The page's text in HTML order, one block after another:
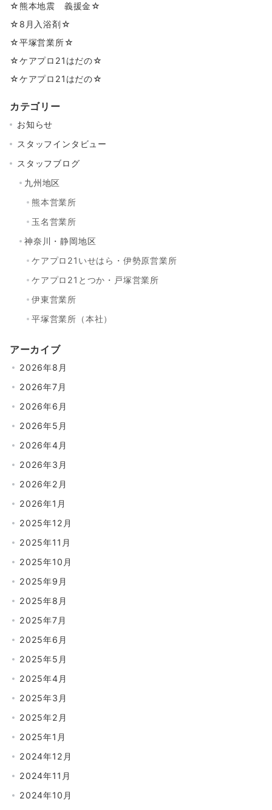
☆熊本地震 義援金☆
☆8月入浴剤☆
☆平塚営業所☆
☆ケアプロ21はだの☆
☆ケアプロ21はだの☆
カテゴリー
お知らせ
スタッフインタビュー
スタッフブログ
九州地区
熊本営業所
玉名営業所
神奈川・静岡地区
ケアプロ21いせはら・伊勢原営業所
ケアプロ21とつか・戸塚営業所
伊東営業所
平塚営業所（本社）
アーカイブ
2026年8月
2026年7月
2026年6月
2026年5月
2026年4月
2026年3月
2026年2月
2026年1月
2025年12月
2025年11月
2025年10月
2025年9月
2025年8月
2025年7月
2025年6月
2025年5月
2025年4月
2025年3月
2025年2月
2025年1月
2024年12月
2024年11月
2024年10月